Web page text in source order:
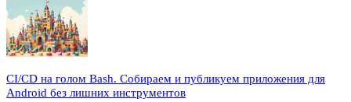
CI/CD на голом Bash. Собираем и публикуем приложения для
Android без лишних инструментов